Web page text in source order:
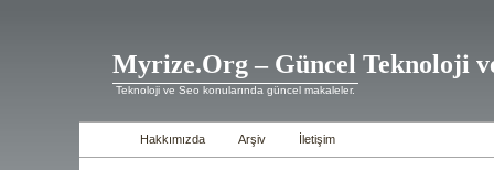
Myrize.Org – Güncel Teknoloji
Teknoloji ve Seo konularında güncel makaleler.
Hakkımızda Arşiv İletişim